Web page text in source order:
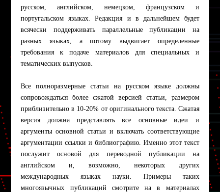
русском, английском, немецком, французском и
португальском языках. Редакция и в дальнейшем будет
всячески поддерживать параллельные публикации на
разных языках, а потому выдвигает определенные
требования к подаче материалов для специальных и
тематических выпусков.
Все полноразмерные статьи на русском языке должны
сопровождаться более сжатой версией статьи, размером
приблизительно в 10-20% от оригинального текста. Сжатая
версия должна представлять все основные идеи и
аргументы основной статьи и включать соответствующие
аргументации ссылки и библиографию. Именно этот текст
послужит основой для переводной публикации на
английском и, возможно, некоторых других
международных языках науки. Примеры таких
многоязычных публикаций смотрите на в материалах